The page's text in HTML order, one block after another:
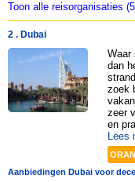
Toon alle reisorganisaties
2 . Dubai
Waar
dan
zoek
zeer
en
Lees
Aanbiedingen Dubai voor